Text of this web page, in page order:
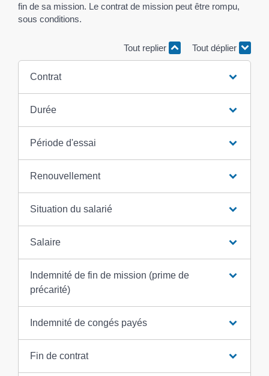
fin de sa mission. Le contrat de mission peut être rompu,
sous conditions.
Tout replier Tout déplier
Contrat
Durée
Période d'essai
Renouvellement
Situation du salarié
Salaire
Indemnité de fin de mission (prime de
précarité)
Indemnité de congés payés
Fin de contrat